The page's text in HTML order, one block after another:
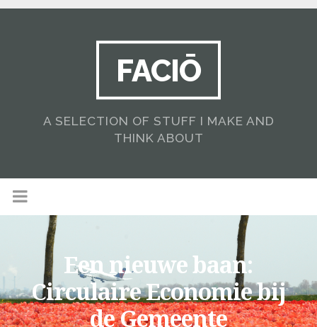
FACIŌ
A SELECTION OF STUFF I MAKE AND
THINK ABOUT
Een nieuwe baan:
Circulaire Economie bij
de Gemeente